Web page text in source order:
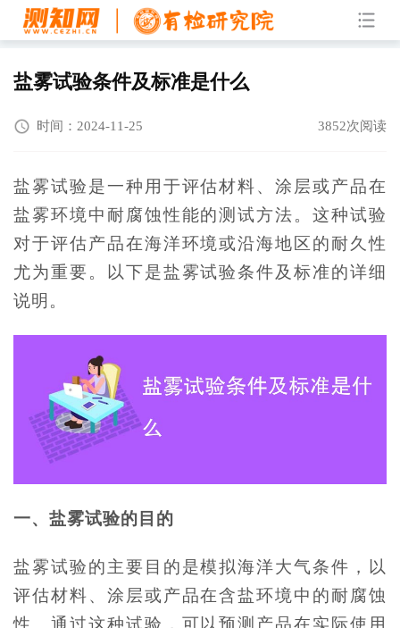
盐雾试验条件及标准是什么
时间：2024-11-25 3852次阅读
盐雾试验是一种用于评估材料、涂层或产品在
盐雾环境中耐腐蚀性能的测试方法。这种试验
对于评估产品在海洋环境或沿海地区的耐久性
尤为重要。以下是盐雾试验条件及标准的详细
说明。
一、盐雾试验的目的
盐雾试验的主要目的是模拟海洋大气条件，以
评估材料、涂层或产品在含盐环境中的耐腐蚀
性。通过这种试验，可以预测产品在实际使用